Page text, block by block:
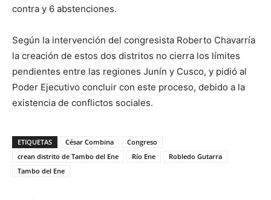
contra y 6 abstenciones.
Según la intervención del congresista Roberto Chavarría
la creación de estos dos distritos no cierra los límites
pendientes entre las regiones Junín y Cusco, y pidió al
Poder Ejecutivo concluir con este proceso, debido a la
existencia de conflictos sociales.
ETIQUETAS César Combina
Congreso
crean distrito de Tambo del Ene
Río Ene
Robledo Gutarra
Tambo del Ene